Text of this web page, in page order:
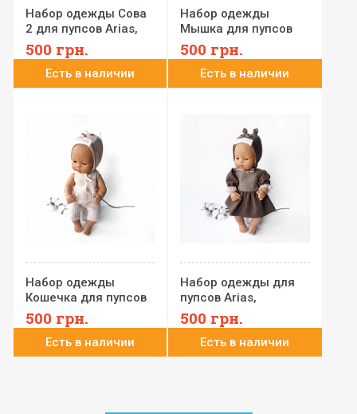
Набор одежды Сова
2 для пупсов Arias,
Minikane, Llorens,
Paola Reina 32-35 см
N17
500 грн.
Есть в наличии
Набор одежды
Мышка для пупсов
Arias, Minikane,
Llorens, Paola Reina
32-35 см N16
500 грн.
Есть в наличии
Набор одежды
Кошечка для пупсов
32-35 см Arias,
Minikane, Llorens,
Paola Reina N15
500 грн.
Есть в наличии
Набор одежды для
пупсов Arias,
Minikane, Paola Reina
32-35 см Сова N14
500 грн.
Есть в наличии